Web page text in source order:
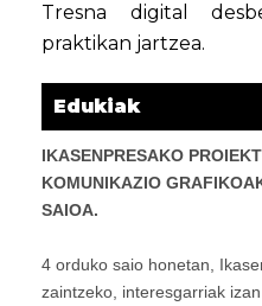
Tresna digital
praktikan jartzea.
Edukiak
IKASENPRESAKO
KOMUNIKAZIO
SAIOA.
4 orduko saio honetan,
zaintzeko, interesgarriak